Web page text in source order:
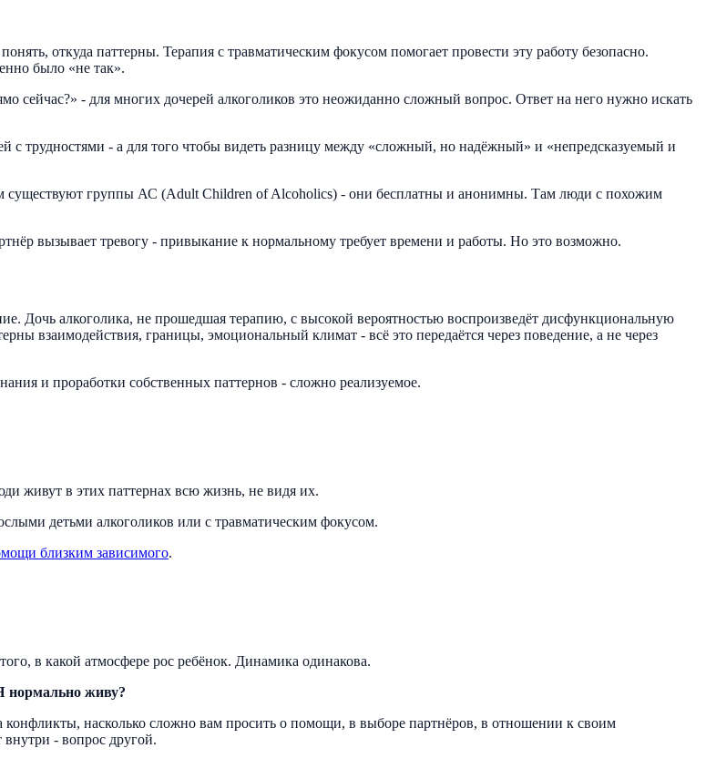
откуда паттерны. Терапия с травматическим фокусом помогает провести эту работу безопасно.
было «не так».
сейчас?» - для многих дочерей алкоголиков это неожиданно сложный вопрос. Ответ на него нужно искать
с трудностями - а для того чтобы видеть разницу между «сложный, но надёжный» и «непредсказуемый и
существуют группы АС (Adult Children of Alcoholics) - они бесплатны и анонимны. Там люди с похожим
вызывает тревогу - привыкание к нормальному требует времени и работы. Но это возможно.
Дочь алкоголика, не прошедшая терапию, с высокой вероятностью воспроизведёт дисфункциональную
взаимодействия, границы, эмоциональный климат - всё это передаётся через поведение, а не через
и проработки собственных паттернов - сложно реализуемое.
живут в этих паттернах всю жизнь, не видя их.
детьми алкоголиков или с травматическим фокусом.
близким зависимого.
в какой атмосфере рос ребёнок. Динамика одинакова.
нормально живу?
конфликты, насколько сложно вам просить о помощи, в выборе партнёров, в отношении к своим
- вопрос другой.